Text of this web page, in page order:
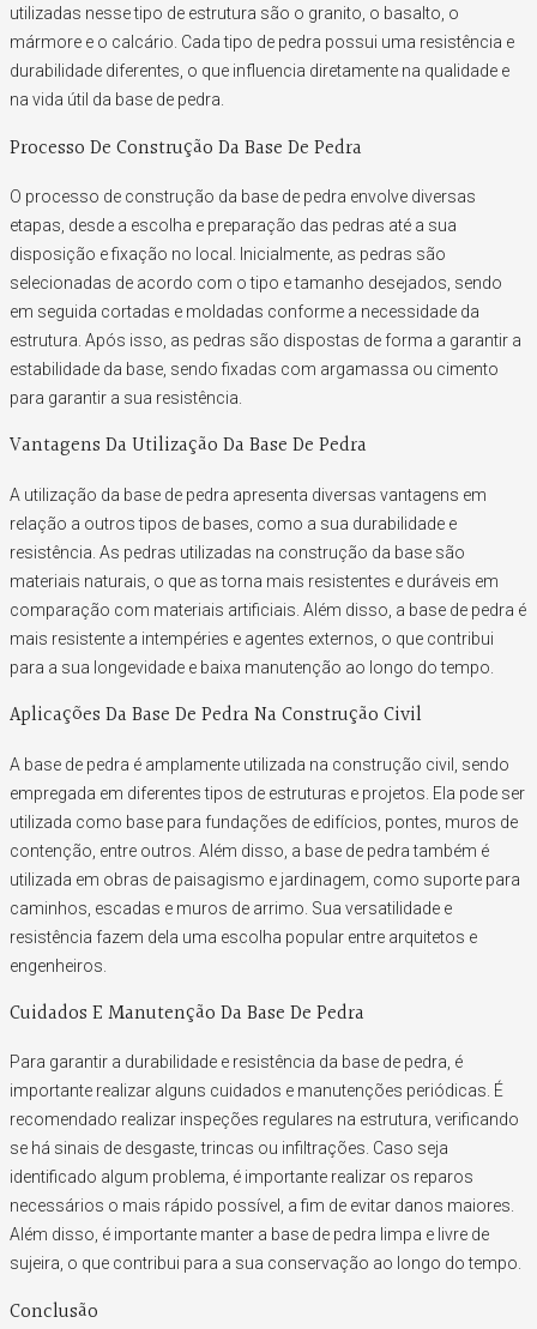
utilizadas nesse tipo de estrutura são o granito, o basalto, o
mármore e o calcário. Cada tipo de pedra possui uma resistência e
durabilidade diferentes, o que influencia diretamente na qualidade e
na vida útil da base de pedra.
Processo De Construção Da Base De Pedra
O processo de construção da base de pedra envolve diversas
etapas, desde a escolha e preparação das pedras até a sua
disposição e fixação no local. Inicialmente, as pedras são
selecionadas de acordo com o tipo e tamanho desejados, sendo
em seguida cortadas e moldadas conforme a necessidade da
estrutura. Após isso, as pedras são dispostas de forma a garantir a
estabilidade da base, sendo fixadas com argamassa ou cimento
para garantir a sua resistência.
Vantagens Da Utilização Da Base De Pedra
A utilização da base de pedra apresenta diversas vantagens em
relação a outros tipos de bases, como a sua durabilidade e
resistência. As pedras utilizadas na construção da base são
materiais naturais, o que as torna mais resistentes e duráveis em
comparação com materiais artificiais. Além disso, a base de pedra é
mais resistente a intempéries e agentes externos, o que contribui
para a sua longevidade e baixa manutenção ao longo do tempo.
Aplicações Da Base De Pedra Na Construção Civil
A base de pedra é amplamente utilizada na construção civil, sendo
empregada em diferentes tipos de estruturas e projetos. Ela pode ser
utilizada como base para fundações de edifícios, pontes, muros de
contenção, entre outros. Além disso, a base de pedra também é
utilizada em obras de paisagismo e jardinagem, como suporte para
caminhos, escadas e muros de arrimo. Sua versatilidade e
resistência fazem dela uma escolha popular entre arquitetos e
engenheiros.
Cuidados E Manutenção Da Base De Pedra
Para garantir a durabilidade e resistência da base de pedra, é
importante realizar alguns cuidados e manutenções periódicas. É
recomendado realizar inspeções regulares na estrutura, verificando
se há sinais de desgaste, trincas ou infiltrações. Caso seja
identificado algum problema, é importante realizar os reparos
necessários o mais rápido possível, a fim de evitar danos maiores.
Além disso, é importante manter a base de pedra limpa e livre de
sujeira, o que contribui para a sua conservação ao longo do tempo.
Conclusão